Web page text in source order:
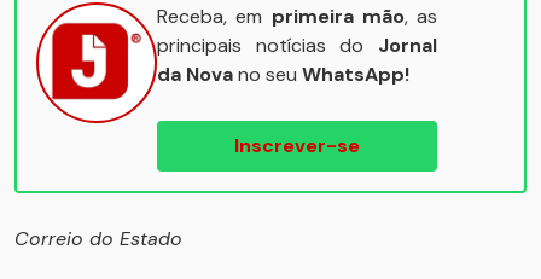
Receba, em primeira mão, as
principais notícias do Jornal
da Novano seu WhatsApp!
Inscrever-se
Correio do Estado